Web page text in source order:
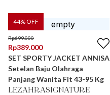
44% OFF
Rp699.000
Rp389.000
SET SPORTY JACKET ANNISA
Setelan Baju Olahraga
Panjang Wanita Fit 43-95 Kg
LEZAHRASIGNATURE